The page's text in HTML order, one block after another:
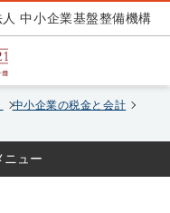
中小企業基盤整備機構
中小企業の税金と会計
ニュー